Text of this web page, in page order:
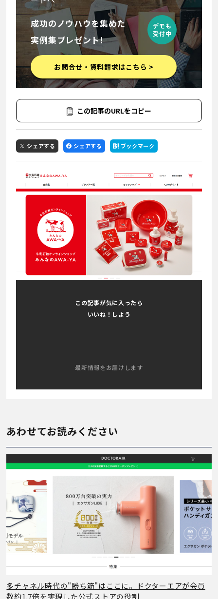
成功のノウハウを集めた
実例集プレゼント!
デモも
受付中
お問合せ・資料請求はこちら >
この記事のURLをコピー
シェアする シェアする ブックマーク
この記事が気に入ったら
いいね！しよう
最新情報をお届けします
あわせてお読みください
多チャネル時代の"勝ち筋"はここに。ドクターエアが会員
数約1.7倍を実現した公式ストアの役割